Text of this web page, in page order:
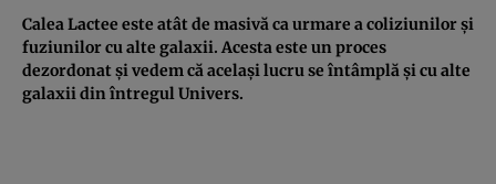
Calea Lactee este atât de masivă ca urmare a coliziunilor și
fuziunilor cu alte galaxii. Acesta este un proces
dezordonat și vedem că același lucru se întâmplă și cu alte
galaxii din întregul Univers.